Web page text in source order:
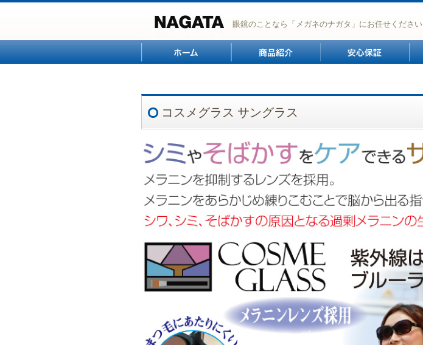
眼鏡のことなら「メガネのナガタ」にお任せください
ホーム 商品紹介
コスメグラス サングラス